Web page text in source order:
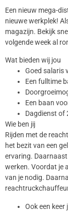
Een nieuw mega-
nieuwe werkplek!
magazijn. Bekijk
volgende week al
Wat bieden wij jou
Goed salaris
Een fulltime
Een baan
Dagdienst of
Wie ben jij
Rijden met de
het bezit van een
ervaring.
werken. Voordat je
van je nodig.
Ook een